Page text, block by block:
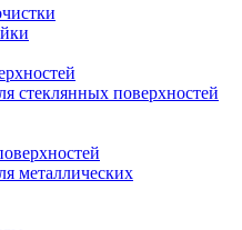
стеклянных поверхностей
металлических